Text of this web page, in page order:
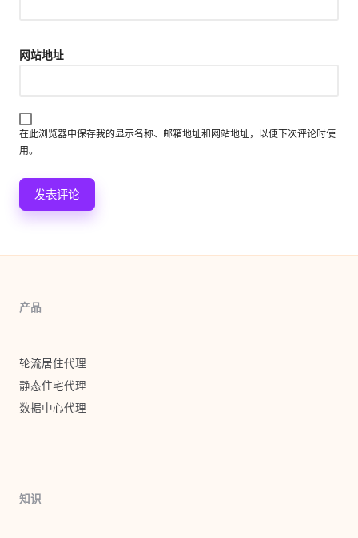
网站地址
在此浏览器中保存我的显示名称、邮箱地址和网站地址，以便下次评论时使
用。
产品
轮流居住代理
静态住宅代理
数据中心代理
知识